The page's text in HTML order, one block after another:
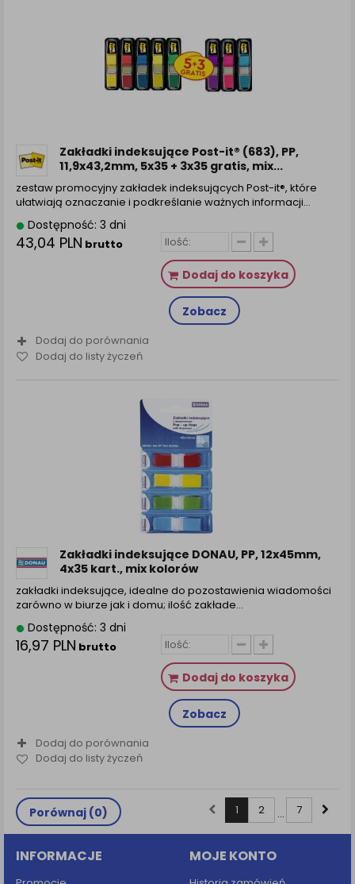
Zakładki indeksujące Post-it® (683), PP,
11,9x43,2mm, 5x35 + 3x35 gratis, mix...
zestaw promocyjny zakładek indeksujących Post-it®, które
ułatwiają oznaczanie i podkreślanie ważnych informacji…
Dostępność: 3 dni
43,04 PLN brutto
Dodaj do koszyka
Zobacz
Dodaj do porównania
Dodaj do listy życzeń
Zakładki indeksujące DONAU, PP, 12x45mm,
4x35 kart., mix kolorów
zakładki indeksujące, idealne do pozostawienia wiadomości
zarówno w biurze jak i domu; ilość zakłade...
Dostępność: 3 dni
16,97 PLN brutto
Dodaj do koszyka
Zobacz
Dodaj do porównania
Dodaj do listy życzeń
Porównaj (0) 1 2 ... 7
INFORMACJE MOJE KONTO